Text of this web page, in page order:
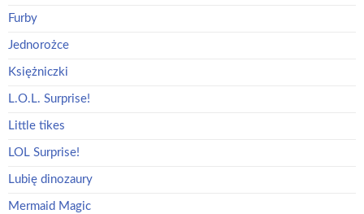
Furby
Jednorożce
Księżniczki
L.O.L. Surprise!
Little tikes
LOL Surprise!
Lubię dinozaury
Mermaid Magic